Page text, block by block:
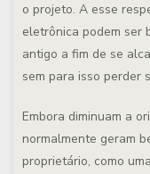
o projeto. A esse
eletrônica podem ser
antigo a fim de se
sem para isso perder
Embora diminuam a
normalmente geram
proprietário, como